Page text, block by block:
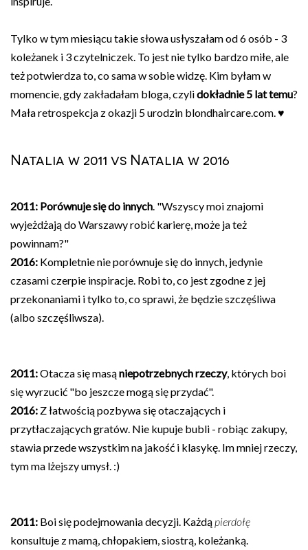
Tylko w tym miesiącu takie słowa usłyszałam od 6 osób - 3
koleżanek i 3 czytelniczek. To jest nie tylko bardzo miłe, ale
też potwierdza to, co sama w sobie widzę. Kim byłam w
momencie, gdy zakładałam bloga, czylidokładnie 5 lat temu?
Mała retrospekcja z okazji 5 urodzin blondhaircare.com. ♥
Natalia w 2011 vs Natalia w 2016
2011: Porównuje się do innych. "Wszyscy moi znajomi
wyjeżdżają do Warszawy robić karierę, może ja też
powinnam?"
2016: Kompletnie nie porównuje się do innych, jedynie
czasami czerpie inspiracje. Robi to, co jest zgodne z jej
przekonaniami i tylko to, co sprawi, że będzie szczęśliwa
(albo szczęśliwsza).
2011:Otacza się masąniepotrzebnych rzeczy, których boi
się wyrzucić "bo jeszcze mogą się przydać".
2016: Z łatwością pozbywa się otaczających i
przytłaczających gratów. Nie kupuje bubli - robiąc zakupy,
stawia przede wszystkim na jakość i klasykę. Im mniej rzeczy,
tym ma lżejszy umysł. :)
2011: Boi się podejmowania decyzji. Każdą pierdołę
konsultuje z mamą, chłopakiem, siostrą, koleżanką.